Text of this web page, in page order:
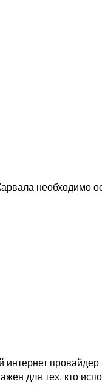
необходимо
провайдер
для тех, кто